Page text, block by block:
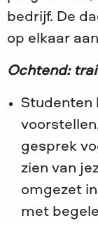
bedrijf. De
op elkaar
Ochtend:
Studenten
gesprek
zien van
omgezet
met